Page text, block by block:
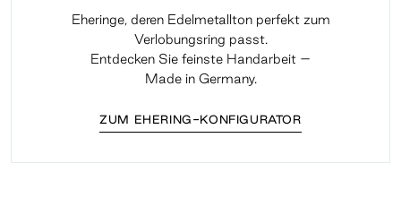
Eheringe, deren Edelmetallton perfekt zum
Verlobungsring passt.
Entdecken Sie feinste Handarbeit –
Made in Germany.
ZUM EHERING-KONFIGURATOR